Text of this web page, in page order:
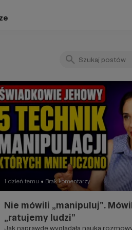
1 dzień temu ● Brak komentarzy
Nie mówili „manipuluj”.
„ratujemy ludzi”
Jak naprawdę wyglądała nauka